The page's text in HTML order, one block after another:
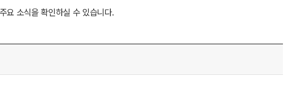
요 소식을 확인하실 수 있습니다.